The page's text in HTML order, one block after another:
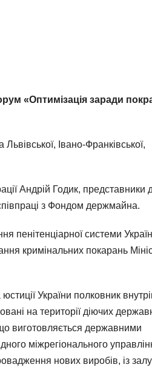
«Оптимізація заради
Івано-Франківської,
Андрій Годик, представники
з Фондом держмайна.
пенітенціарної системи
кримінальних покарань
України полковник
на території діючих
виготовляється державними
міжрегіонального
нових виробів, із